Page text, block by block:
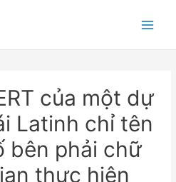
của một dự
Latinh chỉ tên
bên phải chữ
thực hiện